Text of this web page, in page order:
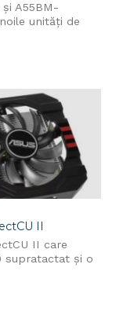
A55BM-
unități de
II
II care
supratactat și o